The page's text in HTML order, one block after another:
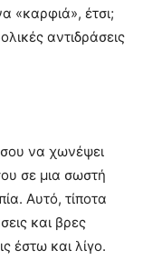
«καρφιά», έτσι;
αντιδράσεις
να χωνέψει
σε μια σωστή
Αυτό, τίποτα
και βρες
έστω και λίγο.